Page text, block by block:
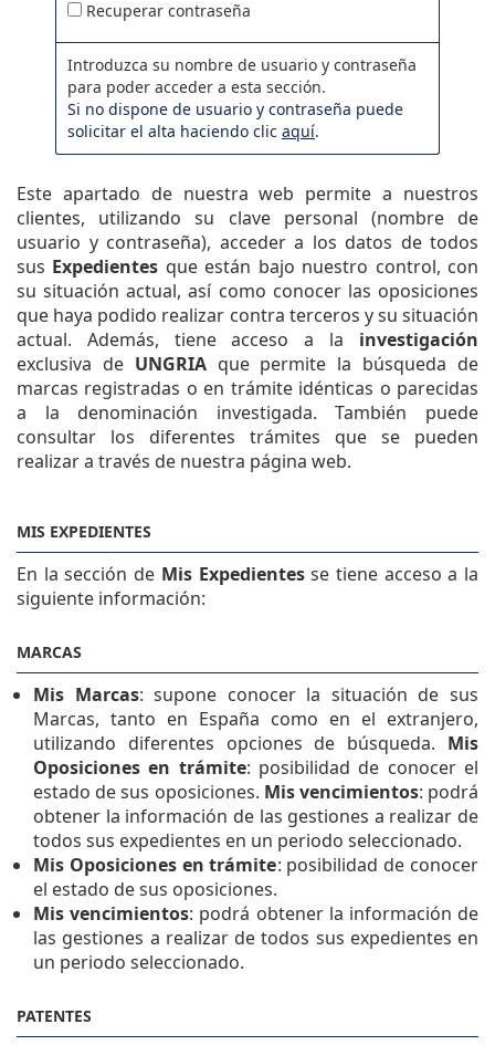
Recuperar contraseña
Introduzca su nombre de usuario y contraseña
para poder acceder a esta sección.
Si no dispone de usuario y contraseña puede
solicitar el alta haciendo clic aquí.
Este apartado de nuestra web permite a nuestros
clientes, utilizando su clave personal (nombre de
usuario y contraseña), acceder a los datos de todos
sus Expedientes que están bajo nuestro control, con
su situación actual, así como conocer las oposiciones
que haya podido realizar contra terceros y su situación
actual. Además, tiene acceso a la investigación
exclusiva de UNGRIAque permite la búsqueda de
marcas registradas o en trámite idénticas o parecidas
a la denominación investigada. También puede
consultar los diferentes trámites que se pueden
realizar a través de nuestra página web.
MIS EXPEDIENTES
En la sección de Mis Expedientesse tiene acceso a la
siguiente información:
MARCAS
Mis Marcas: supone conocer la situación de sus
Marcas, tanto en España como en el extranjero,
utilizando diferentes opciones de búsqueda. Mis
Oposiciones en trámite: posibilidad de conocer el
estado de sus oposiciones. Mis vencimientos: podrá
obtener la información de las gestiones a realizar de
todos sus expedientes en un periodo seleccionado.
Mis Oposiciones en trámite: posibilidad de conocer
el estado de sus oposiciones.
Mis vencimientos: podrá obtener la información de
las gestiones a realizar de todos sus expedientes en
un periodo seleccionado.
PATENTES